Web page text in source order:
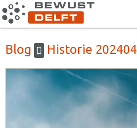
Blog Historie 202404